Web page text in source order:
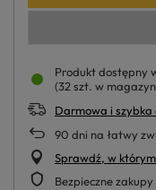
Produkt dostępny
(32 szt. w
Darmowa i
90 dni na łatwy
Sprawdź, w
Bezpieczne zakupy